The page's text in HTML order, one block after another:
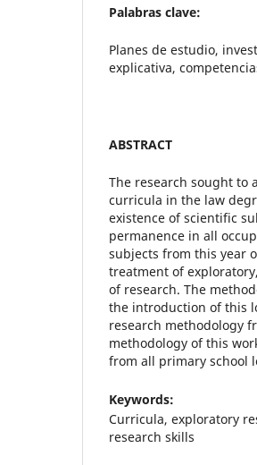
Palabras clave:
Planes de estudio,
explicativa,
ABSTRACT
The research sought to
curricula in the law
existence of scientific
permanence in all
subjects from this year
treatment of
of research. The
the introduction of this
research methodology
methodology of this
from all primary school
Keywords:
Curricula, exploratory
research skills